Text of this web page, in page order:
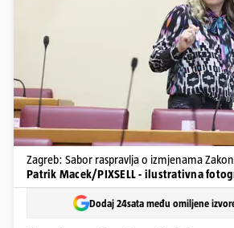
Zagreb: Sabor raspravlja o izmjenama
Patrik Macek/PIXSELL - ilustrativna
Dodaj 24sata među omiljene